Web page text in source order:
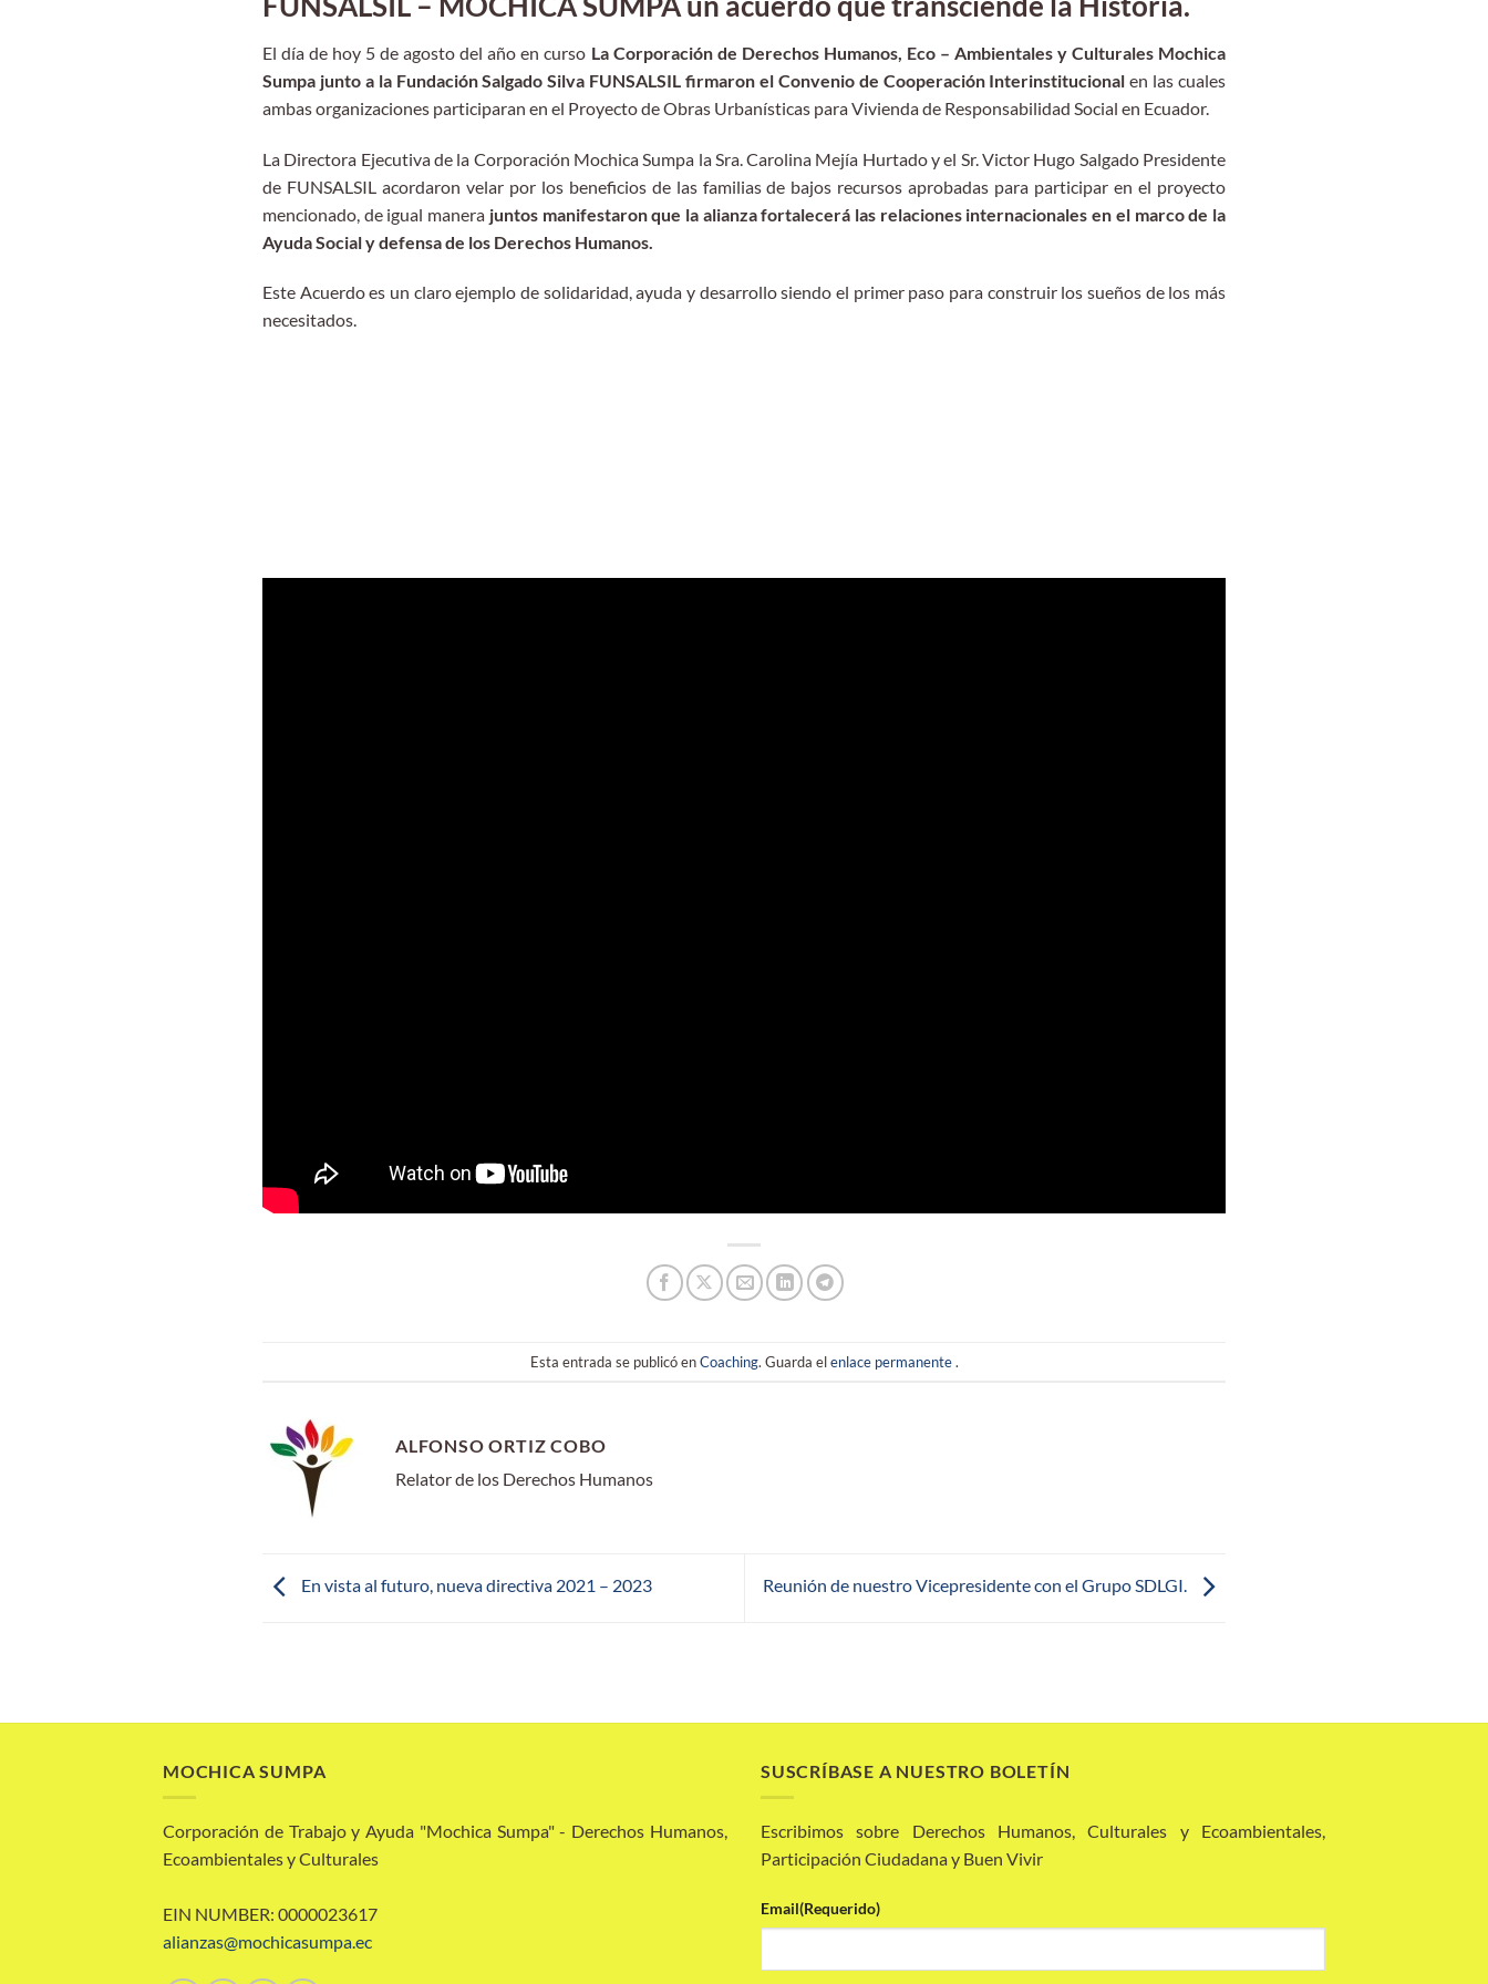
El día de hoy 5 de agosto del año en curso La Corporación de Derechos Humanos, Eco – Ambientales y Culturales Mochica
Sumpa junto a la Fundación Salgado Silva FUNSALSIL firmaron el Convenio de Cooperación Interinstitucional en las cuales
ambas organizaciones participaran en el Proyecto de Obras Urbanísticas para Vivienda de Responsabilidad Social en Ecuador.
La Directora Ejecutiva de la Corporación Mochica Sumpa la Sra. Carolina Mejía Hurtado y el Sr. Victor Hugo Salgado Presidente
de FUNSALSIL acordaron velar por los beneficios de las familias de bajos recursos aprobadas para participar en el proyecto
mencionado, de igual manera juntos manifestaron que la alianza fortalecerá las relaciones internacionales en el marco de la
Ayuda Social y defensa de los Derechos Humanos.
Este Acuerdo es un claro ejemplo de solidaridad, ayuda y desarrollo siendo el primer paso para construir los sueños de los más
necesitados.
Esta entrada se publicó enCoaching. Guarda elenlace permanente.
ALFONSO ORTIZ COBO
Relator de los Derechos Humanos
En vista al futuro, nueva directiva 2021 – 2023 Reunión de nuestro Vicepresidente con el Grupo SDLGI.
MOCHICA SUMPA
Corporación de Trabajo y Ayuda "Mochica Sumpa" - Derechos Humanos,
Ecoambientales y Culturales
EIN NUMBER: 0000023617
alianzas@mochicasumpa.ec
SUSCRÍBASE A NUESTRO BOLETÍN
Escribimos sobre Derechos Humanos, Culturales y Ecoambientales,
Participación Ciudadana y Buen Vivir
Email(Requerido)